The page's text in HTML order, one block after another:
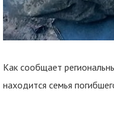
Как сообщает
находится семья